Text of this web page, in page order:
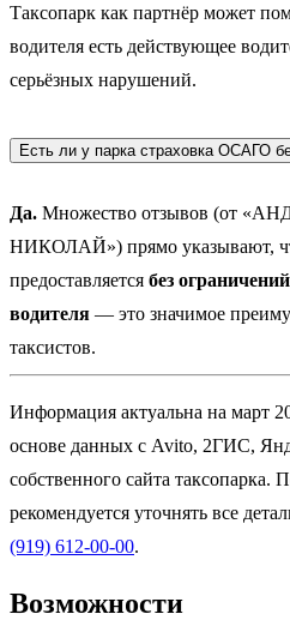
Таксопарк как партнёр может
водителя есть действующее
серьёзных нарушений.
Есть ли у парка страховка ОСАГО
Да. Множество отзывов (от
НИКОЛАЙ») прямо указывают,
предоставляется без
водителя — это значимое
таксистов.
Информация актуальна на март
основе данных с Avito, 2ГИС,
собственного сайта таксопарка.
рекомендуется уточнять все
(919) 612-00-00.
Возможности